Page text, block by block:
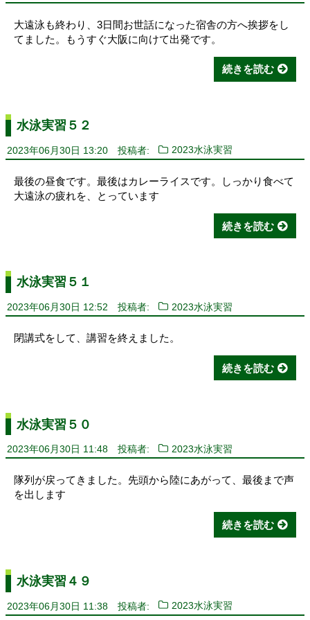
大遠泳も終わり、3日間お世話になった宿舎の方へ挨拶をし
てました。もうすぐ大阪に向けて出発です。
続きを読む
水泳実習５２
2023年06月30日 13:20 投稿者: 2023水泳実習
最後の昼食です。最後はカレーライスです。しっかり食べて
大遠泳の疲れを、とっています
続きを読む
水泳実習５１
2023年06月30日 12:52 投稿者: 2023水泳実習
閉講式をして、講習を終えました。
続きを読む
水泳実習５０
2023年06月30日 11:48 投稿者: 2023水泳実習
隊列が戻ってきました。先頭から陸にあがって、最後まで声
を出します
続きを読む
水泳実習４９
2023年06月30日 11:38 投稿者: 2023水泳実習